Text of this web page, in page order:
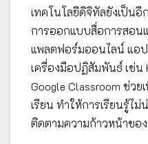
เทคโนโลยีดิจิทัลยังเป็น
การออกแบบสื่อการสอน
แพลตฟอร์มออนไลน์ แอป
เครื่องมือปฏิสัมพันธ์ เช่น
Google Classroom ช่ว
เรียน ทำให้การเรียนรู้ไ
ติดตามความก้าวหน้าขอ